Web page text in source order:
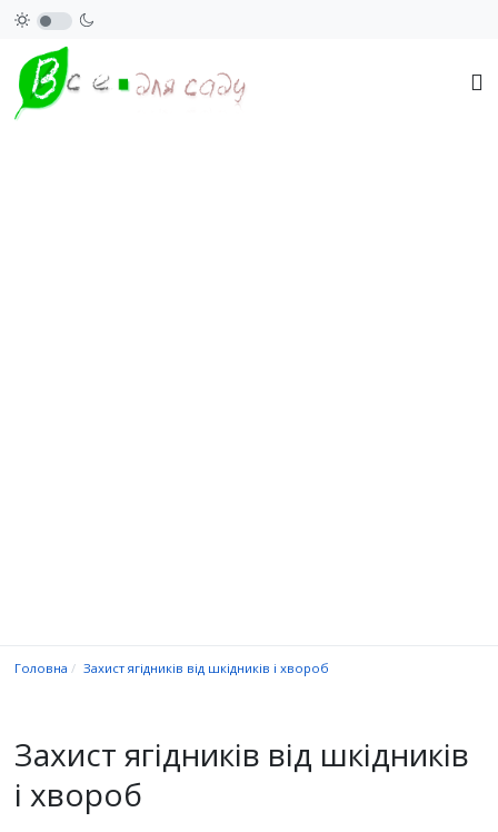
Головна Захист ягідників від шкідників і хвороб
Захист ягідників від шкідників
і хвороб